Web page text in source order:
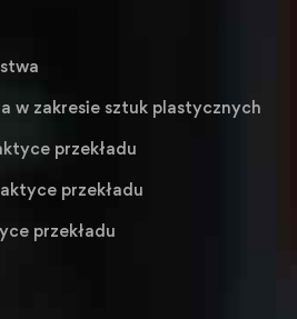
w zakresie sztuk plastycznych
przekładu
przekładu
przekładu